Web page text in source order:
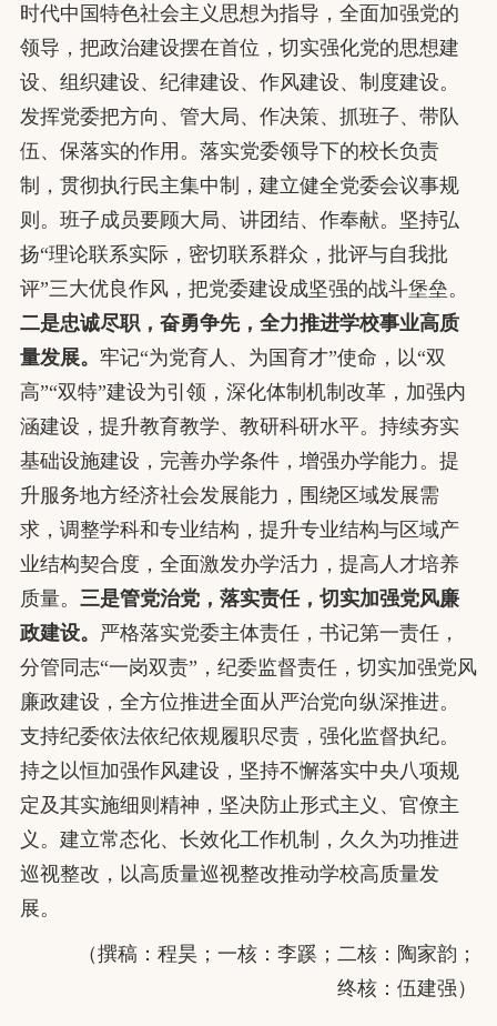
时代中国特色社会主义思想为指导，全面加强党的
领导，把政治建设摆在首位，切实强化党的思想建
设、组织建设、纪律建设、作风建设、制度建设。
发挥党委把方向、管大局、作决策、抓班子、带队
伍、保落实的作用。落实党委领导下的校长负责
制，贯彻执行民主集中制，建立健全党委会议事规
则。班子成员要顾大局、讲团结、作奉献。坚持弘
扬“理论联系实际，密切联系群众，批评与自我批
评”三大优良作风，把党委建设成坚强的战斗堡垒。
二是忠诚尽职，奋勇争先，全力推进学校事业高质
量发展。 牢记“为党育人、为国育才”使命，以“双
高”“双特”建设为引领，深化体制机制改革，加强内
涵建设，提升教育教学、教研科研水平。持续夯实
基础设施建设，完善办学条件，增强办学能力。提
升服务地方经济社会发展能力，围绕区域发展需
求，调整学科和专业结构，提升专业结构与区域产
业结构契合度，全面激发办学活力，提高人才培养
质量。 三是管党治党，落实责任，切实加强党风廉
政建设。 严格落实党委主体责任，书记第一责任，
分管同志“一岗双责”，纪委监督责任，切实加强党风
廉政建设，全方位推进全面从严治党向纵深推进。
支持纪委依法依纪依规履职尽责，强化监督执纪。
持之以恒加强作风建设，坚持不懈落实中央八项规
定及其实施细则精神，坚决防止形式主义、官僚主
义。建立常态化、长效化工作机制，久久为功推进
巡视整改，以高质量巡视整改推动学校高质量发
展。
（撰稿：程昊；一核：李蹊；二核：陶家韵；
终核：伍建强）